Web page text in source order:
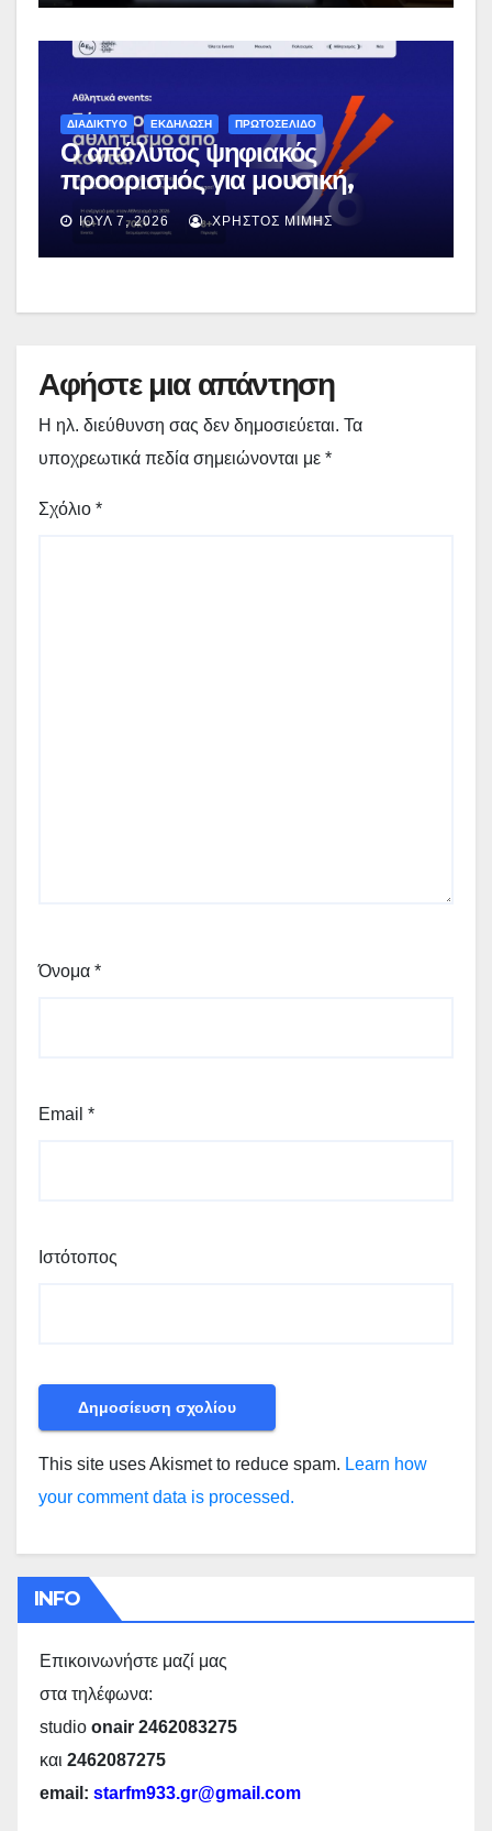
ΔΙΑΔΙΚΤΥΟ ΕΚΔΗΛΩΣΗ ΠΡΩΤΟΣΕΛΙΔΟ
Ο απόλυτος ψηφιακός
προορισμός για μουσική,
πολιτισμό και αθλητισμό με την
ενέργεια της ΔΕΗ
ΙΟΎΛ 7, 2026 ΧΡΉΣΤΟΣ ΜΊΜΗΣ
Αφήστε μια απάντηση
Η ηλ. διεύθυνση σας δεν δημοσιεύεται. Τα
υποχρεωτικά πεδία σημειώνονται με *
Σχόλιο *
Όνομα *
Email *
Ιστότοπος
This site uses Akismet to reduce spam. Learn how
your comment data is processed.
INFO
Επικοινωνήστε μαζί μας
στα τηλέφωνα:
studio onair 2462083275
και 2462087275
email: starfm933.gr@gmail.com